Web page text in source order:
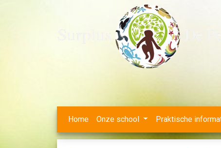
Home Onze school Praktische